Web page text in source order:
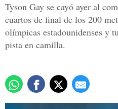
Tyson Gay se cayó ayer al
cuartos de final de los 200
olímpicas estadounidenses y
pista en camilla.